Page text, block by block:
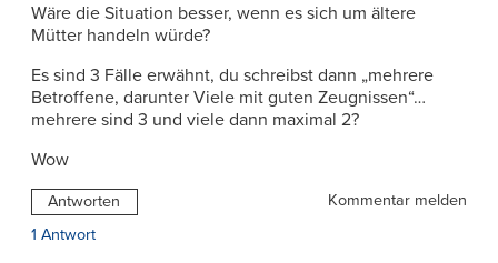
Wäre die Situation besser, wenn es sich um ältere
Mütter handeln würde?
Es sind 3 Fälle erwähnt, du schreibst dann „mehrere
Betroffene, darunter Viele mit guten Zeugnissen“…
mehrere sind 3 und viele dann maximal 2?
Wow
Antworten
Kommentar melden
1 Antwort